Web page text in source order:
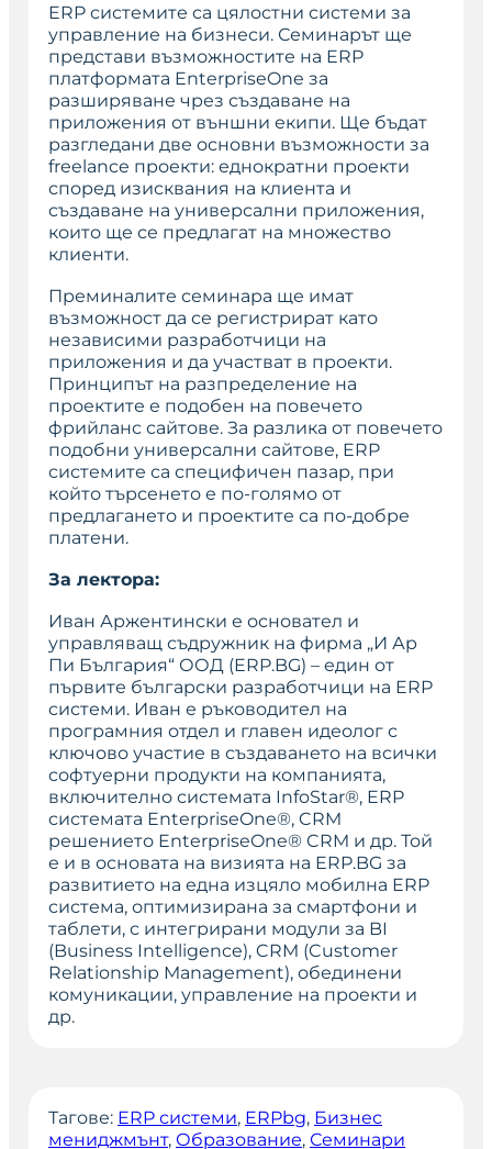
ERP системите са цялостни системи за
управление на бизнеси. Семинарът ще
представи възможностите на ERP
платформата EnterpriseOne за
разширяване чрез създаване на
приложения от външни екипи. Ще бъдат
разгледани две основни възможности за
freelance проекти: еднократни проекти
според изисквания на клиента и
създаване на универсални приложения,
които ще се предлагат на множество
клиенти.
Преминалите семинара ще имат
възможност да се регистрират като
независими разработчици на
приложения и да участват в проекти.
Принципът на разпределение на
проектите е подобен на повечето
фрийланс сайтове. За разлика от повечето
подобни универсални сайтове, ERP
системите са специфичен пазар, при
който търсенето е по-голямо от
предлагането и проектите са по-добре
платени.
За лектора:
Иван Аржентински е основател и
управляващ съдружник на фирма „И Ар
Пи България“ ООД (ERP.BG) – един от
първите български разработчици на ERP
системи. Иван е ръководител на
програмния отдел и главен идеолог с
ключово участие в създаването на всички
софтуерни продукти на компанията,
включително системата InfoStar®, ERP
системата EnterpriseOne®, CRM
решението EnterpriseOne® CRM и др. Той
е и в основата на визията на ERP.BG за
развитието на една изцяло мобилна ERP
система, оптимизирана за смартфони и
таблети, с интегрирани модули за BI
(Business Intelligence), CRM (Customer
Relationship Management), обединени
комуникации, управление на проекти и
др.
Тагове: ERP системи, ERPbg, Бизнес
мениджмънт, Образование, Семинари